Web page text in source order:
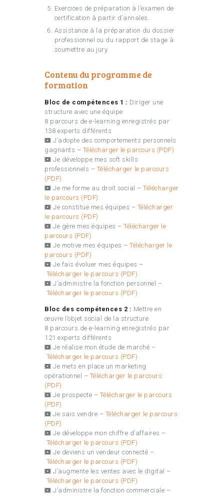
Exercices de préparation à l’examen de
certification à partir d’annales.
Assistance à la préparation du dossier
professionnel ou du rapport de stage à
soumettre au jury.
Contenu du programme de
formation
Bloc de compétences 1 : Diriger une
structure avec une équipe
8 parcours de e-learning enregistrés par
138 experts différents
J’adopte des comportements personnels
gagnants – Télécharger le parcours (PDF)
Je développe mes soft skills
professionnels – Télécharger le parcours
(PDF)
Je me forme au droit social – Télécharger
le parcours (PDF)
Je constitue mes équipes – Télécharger
le parcours (PDF)
Je gère mes équipes – Télécharger le
parcours (PDF)
Je motive mes équipes – Télécharger le
parcours (PDF)
Je fais évoluer mes équipes –
Télécharger le parcours (PDF)
J’administre la fonction personnel –
Télécharger le parcours (PDF)
Bloc des compétences 2 : Mettre en
œuvre l’objet social de la structure
8 parcours de e-learning enregistrés par
121 experts différents
Je réalise mon étude de marché –
Télécharger le parcours (PDF)
Je mets en place un marketing
opérationnel – Télécharger le parcours
(PDF)
Je prospecte – Télécharger le parcours
(PDF)
Je sais vendre – Télécharger le parcours
(PDF)
Je développe mon chiffre d’affaires –
Télécharger le parcours (PDF)
Je deviens un vendeur connecté –
Télécharger le parcours (PDF)
J’augmente les ventes avec le digital –
Télécharger le parcours (PDF)
J’administre la fonction commerciale –